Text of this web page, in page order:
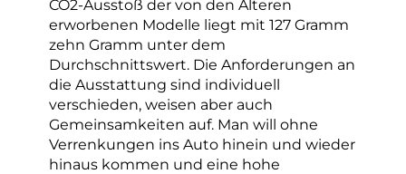
CO2-Ausstoß der von den Älteren
erworbenen Modelle liegt mit 127 Gramm
zehn Gramm unter dem
Durchschnittswert. Die Anforderungen an
die Ausstattung sind individuell
verschieden, weisen aber auch
Gemeinsamkeiten auf. Man will ohne
Verrenkungen ins Auto hinein und wieder
hinaus kommen und eine hohe